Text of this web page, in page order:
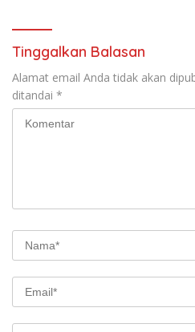
Tinggalkan Balasan
Alamat email Anda tidak akan
ditandai *